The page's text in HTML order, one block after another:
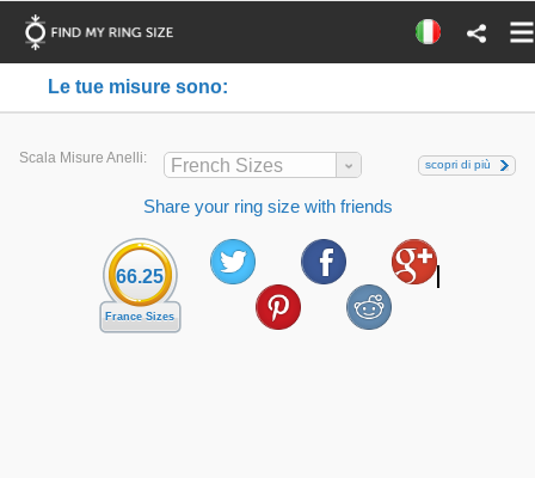
Le tue misure sono:
Scala Misure Anelli: French Sizes scopri di più
Share your ring size with friends
66.25
France Sizes